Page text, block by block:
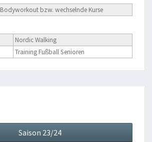
Bodyworkout bzw. wechselnde Kurse
Nordic Walking
Training Fußball Senioren
Saison 23/24